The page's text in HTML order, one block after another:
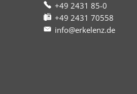
+49 2431 85-0
+49 2431 70558
info@erkelenz.de